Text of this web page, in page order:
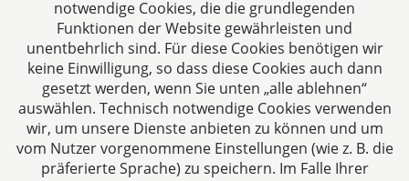
und Steuerberatung auf höchstem Niveau in einer
persönlichen Beratungs- und Arbeitsatmosphäre
sind die Zielsetzungen unserer täglichen Arbeit.
Folgen Sie uns auf
notwendige Cookies, die die grundlegenden
Funktionen der Website gewährleisten und
unentbehrlich sind. Für diese Cookies benötigen wir
keine Einwilligung, so dass diese Cookies auch dann
gesetzt werden, wenn Sie unten „alle ablehnen“
auswählen. Technisch notwendige Cookies verwenden
wir, um unsere Dienste anbieten zu können und um
vom Nutzer vorgenommene Einstellungen (wie z. B. die
präferierte Sprache) zu speichern. Im Falle Ihrer